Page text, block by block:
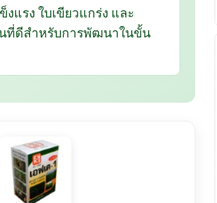
แรง ใบเขียวแกร่ง และ
นที่ดีสำหรับการพัฒนาในขั้น